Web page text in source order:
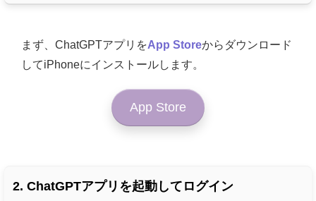
まず、ChatGPTアプリをApp Storeからダウンロード
してiPhoneにインストールします。
App Store
2. ChatGPTアプリを起動してログイン